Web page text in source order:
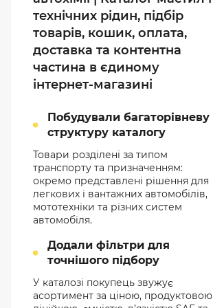
технічних рідин, підбір
товарів, кошик, оплата,
доставка та контентна
частина в єдиному
інтернет-магазині
Побудували багаторівневу
структуру каталогу
Товари розділені за типом
транспорту та призначенням:
окремо представлені рішення для
легкових і вантажних автомобілів,
мототехніки та різних систем
автомобіля.
Додали фільтри для
точнішого підбору
У каталозі покупець звужує
асортимент за ціною, продуктовою